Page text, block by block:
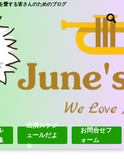
愛する皆さんのためのブログ
出演スケジ
ュールだよ
ぉ
お問合せフ
ォーム